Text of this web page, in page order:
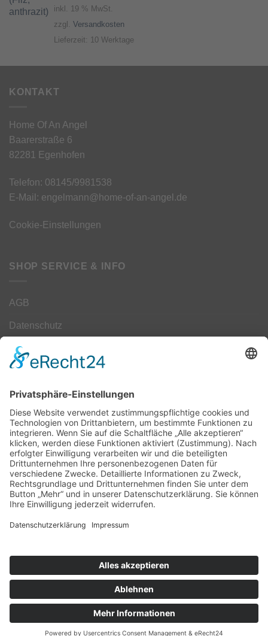
inkl. 19 % MwSt.
zzgl. Versandkosten
Lieferzeit: 10 Werktage
KONTAKT
Home Of An Angel
Baarerstraße 6
82281 Egenhofen
Telefon: 08145/9981538
E-Mail: engelmann@home-of-an-angel.de
Cookie-Einstellungen
SHOP SERVICE & INFO
AGB
Datenschutz
Kontakt
Impressum
Widerrufsbelehrung
Widerrufsformular
Zahlung/Versand
SOCIAL MEDIA
© 2026 HOME OF AN ANGEL | Design & Code byMüller
Werbedesign